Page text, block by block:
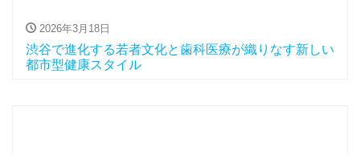
2026年3月18日
渋谷で進化する若者文化と歯科医療が織りなす新しい
都市型健康スタイル